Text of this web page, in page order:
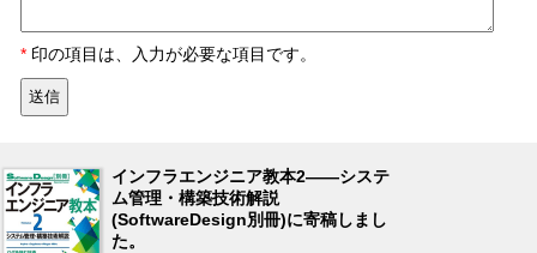
* 印の項目は、入力が必要な項目です。
インフラエンジニア教本2――システ
ム管理・構築技術解説
(SoftwareDesign別冊)に寄稿しまし
た。